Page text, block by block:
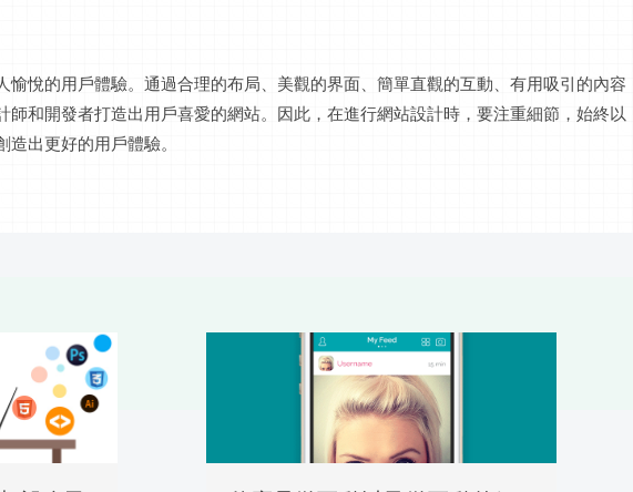
愉悅的用戶體驗。通過合理的布局、美觀的界面、簡單直觀的互動 、有用吸引的內容
師和開發者打造出用戶喜愛的網站。因此，在進行網站設計時，要注重細節，始終以
出更好的用戶體驗。